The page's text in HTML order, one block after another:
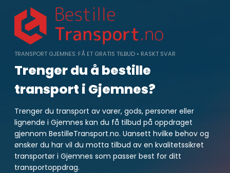
content
TRANSPORT GJEMNES: FÅ ET GRATIS TILBUD • RASKT SVAR
Trenger du å bestille
transport i Gjemnes?
Trenger du transport av varer, gods, personer eller
lignende i Gjemnes kan du få tilbud på oppdraget
gjennom BestilleTransport.no. Uansett hvilke behov og
ønsker du har vil du motta tilbud av en kvalitetssikret
transportør i Gjemnes som passer best for ditt
transportoppdrag.